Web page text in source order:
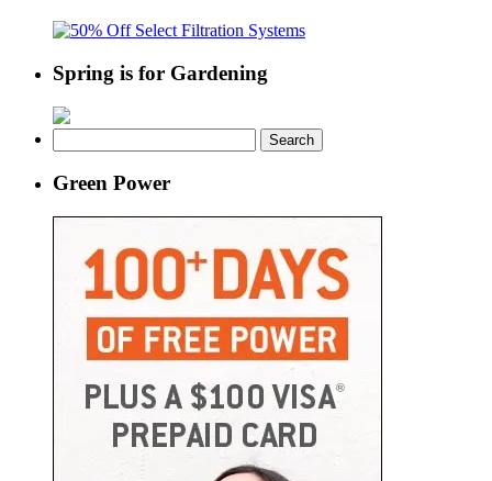
Spring is for Gardening
for:
Green Power